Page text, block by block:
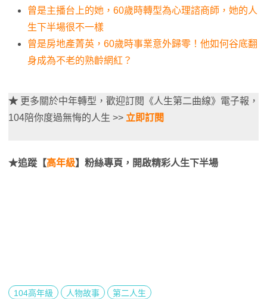
曾是主播台上的她，60歲時轉型為心理諮商師，她的人
生下半場很不一樣
曾是房地產菁英，60歲時事業意外歸零！他如何谷底翻
身成為不老的熟齡網紅？
★ 更多關於中年轉型，歡迎訂閱《人生第二曲線》電子報，
104陪你度過無悔的人生 >> 立即訂閱
★追蹤【高年級】粉絲專頁，開啟精彩人生下半場
104高年級 人物故事 第二人生